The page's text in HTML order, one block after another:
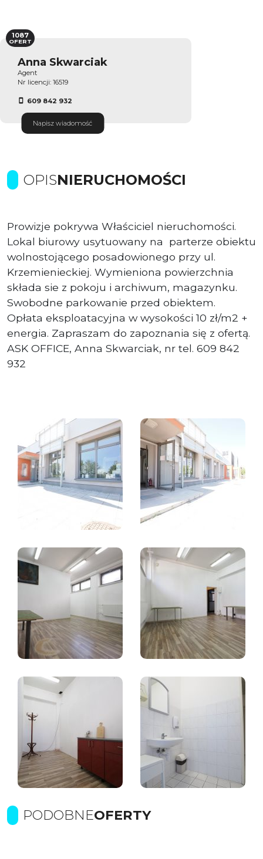
Anna Skwarciak
Agent
Nr licencji: 16519
609 842 932
Napisz wiadomość
1087
OFERT
OPISNIERUCHOMOŚCI
Prowizje pokrywa Właściciel nieruchomości.
Lokal biurowy usytuowany na parterze obiektu
wolnostojącego posadowionego przy ul.
Krzemienieckiej. Wymieniona powierzchnia
składa sie z pokoju i archiwum, magazynku.
Swobodne parkowanie przed obiektem.
Opłata eksploatacyjna w wysokości 10 zł/m2 +
energia. Zapraszam do zapoznania się z ofertą.
ASK OFFICE, Anna Skwarciak, nr tel. 609 842
932
PODOBNEOFERTY